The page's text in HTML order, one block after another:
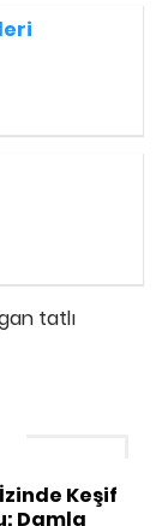
tatlı
Keşif
Damla